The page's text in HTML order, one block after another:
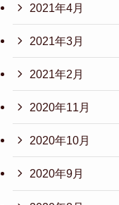
2021年4月
2021年3月
2021年2月
2020年11月
2020年10月
2020年9月